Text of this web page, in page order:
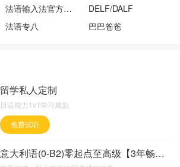
法语输入法官方下载
DELF/DALF
法语专八 巴巴爸爸
留学私人定制
日语能力1v1学习规划
免费试听
意大利语(0-B2)零起点至高级【3年畅学班】